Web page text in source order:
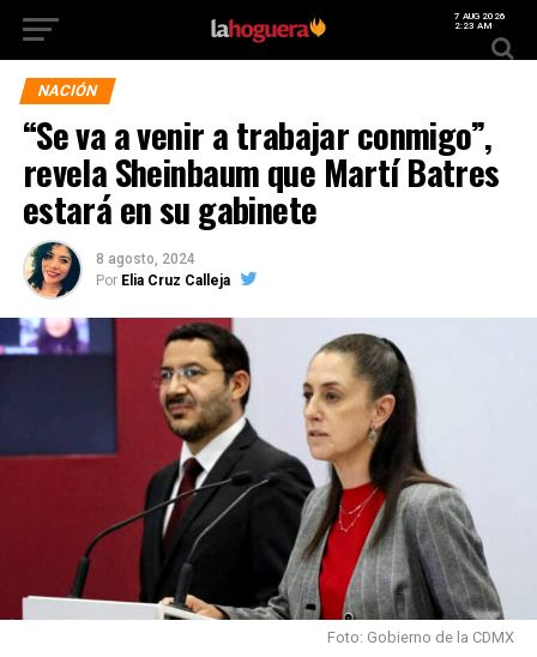
7 AUG 2026
2:23 AM
NACIÓN
“Se va a venir a trabajar conmigo”,
revela Sheinbaum que Martí Batres
estará en su gabinete
8 agosto, 2024
Por Elia Cruz Calleja
Foto: Gobierno de la CDMX